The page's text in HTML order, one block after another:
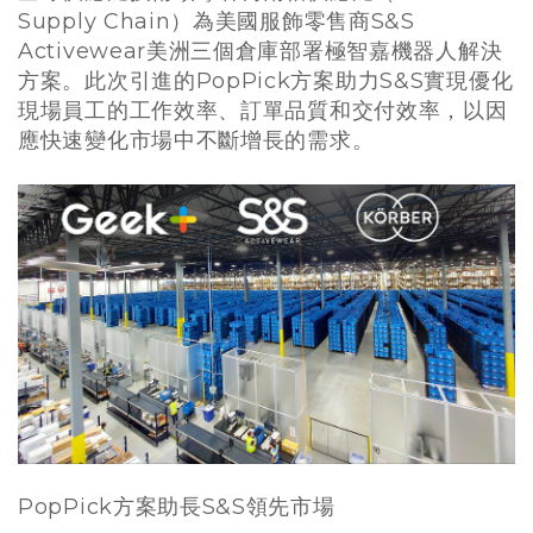
Supply Chain）為美國服飾零售商S&S
Activewear美洲三個倉庫部署極智嘉機器人解決
方案。此次引進的PopPick方案助力S&S實現優化
現場員工的工作效率、訂單品質和交付效率，以因
應快速變化市場中不斷增長的需求。
PopPick方案助長S&S領先市場